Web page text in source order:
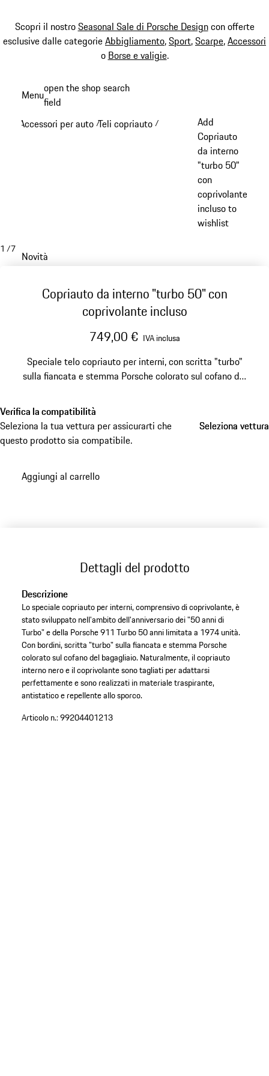
Scopri il nostroSeasonal Sale di Porsche Designcon offerte
esclusive dalle categorieAbbigliamento,Sport,Scarpe,Accessori
o Borse e valigie.
principale
Menuopen the shop search
field
Accessori per auto /Teli copriauto /
Add
Copriauto
da interno
"turbo 50"
con
coprivolante
incluso to
wishlist
1 /7
Novità
Copriauto da interno "turbo 50" con
coprivolante incluso
749,00 € IVA inclusa
Speciale telo copriauto per interni, con scritta "turbo"
sulla fiancata e stemma Porsche colorato sul cofano del
Verifica la compatibilità
Seleziona la tua vettura per assicurarti che
questo prodotto sia compatibile.
Seleziona vettura
Seleziona vettura
Aggiungi al carrello
Dettagli del prodotto
Descrizione
Lo speciale copriauto per interni, comprensivo di coprivolante, è
stato sviluppato nell'ambito dell'anniversario dei "50 anni di
Turbo" e della Porsche 911 Turbo 50 anni limitata a 1974 unità.
Con bordini, scritta "turbo" sulla fiancata e stemma Porsche
colorato sul cofano del bagagliaio. Naturalmente, il copriauto
interno nero e il coprivolante sono tagliati per adattarsi
perfettamente e sono realizzati in materiale traspirante,
antistatico e repellente allo sporco.
Articolo n.:99204401213